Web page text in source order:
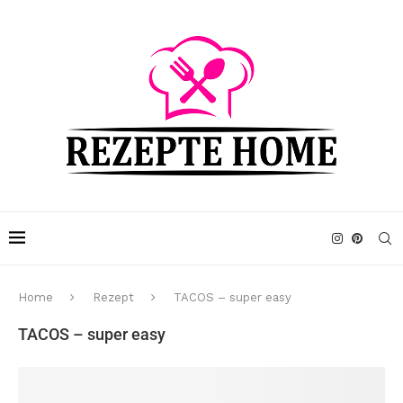
Home Rezept TACOS – super easy
TACOS – super easy